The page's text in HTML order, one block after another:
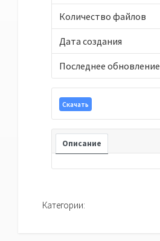
Количество файлов
Дата создания
Последнее обновление
Скачать
Описание
Категории: